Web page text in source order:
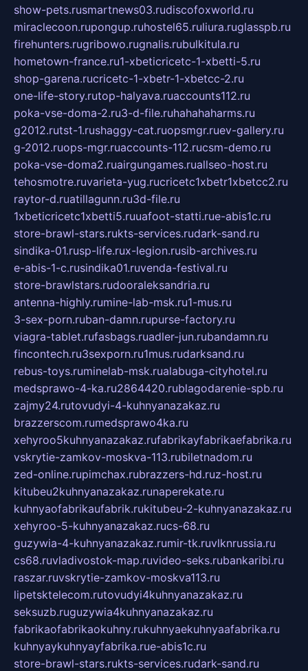
show-pets.rusmartnews03.rudiscofoxworld.ru
miraclecoon.rupongup.ruhostel65.ruliura.ruglasspb.ru
firehunters.rugribowo.rugnalis.rubulkitula.ru
hometown-france.ru1-xbeticricetc-1-xbetti-5.ru
shop-garena.rucricetc-1-xbetr-1-xbetcc-2.ru
one-life-story.rutop-halyava.ruaccounts112.ru
poka-vse-doma-2.ru3-d-file.ruhahahaharms.ru
g2012.rutst-1.rushaggy-cat.ruopsmgr.ruev-gallery.ru
g-2012.ruops-mgr.ruaccounts-112.rucsm-demo.ru
poka-vse-doma2.ruairgungames.ruallseo-host.ru
tehosmotre.ruvarieta-yug.rucricetc1xbetr1xbetcc2.ru
raytor-d.ruatillagunn.ru3d-file.ru
1xbeticricetc1xbetti5.ruuafoot-statti.rue-abis1c.ru
store-brawl-stars.rukts-services.rudark-sand.ru
sindika-01.rusp-life.rux-legion.rusib-archives.ru
e-abis-1-c.rusindika01.ruvenda-festival.ru
store-brawlstars.rudooraleksandria.ru
antenna-highly.rumine-lab-msk.ru1-mus.ru
3-sex-porn.ruban-damn.rupurse-factory.ru
viagra-tablet.rufasbags.ruadler-jun.rubandamn.ru
fincontech.ru3sexporn.ru1mus.rudarksand.ru
rebus-toys.ruminelab-msk.rualabuga-cityhotel.ru
medsprawo-4-ka.ru2864420.rublagodarenie-spb.ru
zajmy24.rutovudyi-4-kuhnyanazakaz.ru
brazzerscom.rumedsprawo4ka.ru
xehyroo5kuhnyanazakaz.rufabrikayfabrikaefabrika.ru
vskrytie-zamkov-moskva-113.rubiletnadom.ru
zed-online.rupimchax.rubrazzers-hd.ruz-host.ru
kitubeu2kuhnyanazakaz.runaperekate.ru
kuhnyaofabrikaufabrik.rukitubeu-2-kuhnyanazakaz.ru
xehyroo-5-kuhnyanazakaz.rucs-68.ru
guzywia-4-kuhnyanazakaz.rumir-tk.ruvlknrussia.ru
cs68.ruvladivostok-map.ruvideo-seks.rubankaribi.ru
raszar.ruvskrytie-zamkov-moskva113.ru
lipetsktelecom.rutovudyi4kuhnyanazakaz.ru
seksuzb.ruguzywia4kuhnyanazakaz.ru
fabrikaofabrikaokuhny.rukuhnyaekuhnyaafabrika.ru
kuhnyaykuhnyayfabrika.rue-abis1c.ru
store-brawl-stars.rukts-services.rudark-sand.ru